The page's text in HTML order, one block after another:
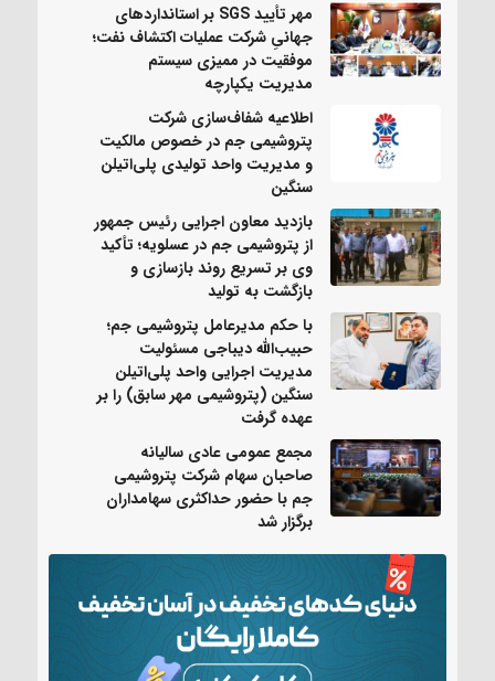
مهر تأیید SGS بر استانداردهای
جهانیِ شرکت عملیات اکتشاف نفت؛
موفقیت در ممیزی سیستم
مدیریت یکپارچه
اطلاعیه شفاف‌سازی شرکت
پتروشیمی جم در خصوص مالکیت
و مدیریت واحد تولیدی پلی‌اتیلن
سنگین
بازدید معاون اجرایی رئیس جمهور
از پتروشیمی جم در عسلویه؛ تأکید
وی بر تسریع روند بازسازی و
بازگشت به تولید
با حکم مدیرعامل پتروشیمی جم؛
حبیب‌الله دیباجی مسئولیت
مدیریت اجرایی واحد پلی‌اتیلن
سنگین (پتروشیمی مهر سابق) را بر
عهده گرفت
مجمع عمومی عادی سالیانه
صاحبان سهام شرکت پتروشیمی
جم با حضور حداکثری سهامداران
برگزار شد